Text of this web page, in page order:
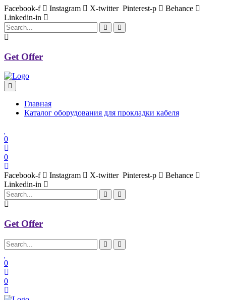
Facebook-f Instagram X-twitter Pinterest-p
Behance
Linkedin-in
Get Offer
Главная
Каталог оборудования для прокладки кабеля
0
0
Facebook-f Instagram X-twitter Pinterest-p
Behance
Linkedin-in
Get Offer
0
0